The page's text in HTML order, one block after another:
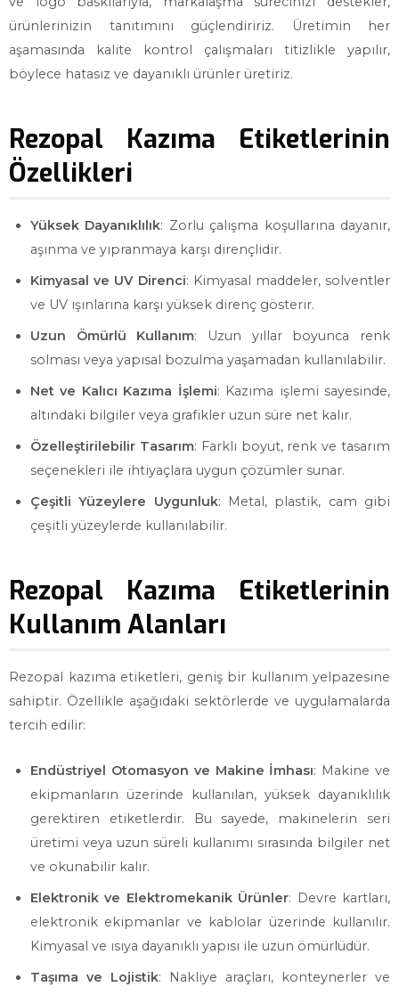
ürünlerinizin tanıtımını güçlendiririz. Üretimin her
aşamasında kalite kontrol çalışmaları titizlikle yapılır,
böylece hatasız ve dayanıklı ürünler üretiriz.
Rezopal Kazıma Etiketlerinin
Özellikleri
Yüksek Dayanıklılık: Zorlu çalışma koşullarına dayanır,
aşınma ve yıpranmaya karşı dirençlidir.
Kimyasal ve UV Direnci: Kimyasal maddeler, solventler
ve UV ışınlarına karşı yüksek direnç gösterir.
Uzun Ömürlü Kullanım: Uzun yıllar boyunca renk
solması veya yapısal bozulma yaşamadan kullanılabilir.
Net ve Kalıcı Kazıma İşlemi: Kazıma işlemi sayesinde,
altındaki bilgiler veya grafikler uzun süre net kalır.
Özelleştirilebilir Tasarım: Farklı boyut, renk ve tasarım
seçenekleri ile ihtiyaçlara uygun çözümler sunar.
Çeşitli Yüzeylere Uygunluk: Metal, plastik, cam gibi
çeşitli yüzeylerde kullanılabilir.
Rezopal Kazıma Etiketlerinin
Kullanım Alanları
Rezopal kazıma etiketleri, geniş bir kullanım yelpazesine
sahiptir. Özellikle aşağıdaki sektörlerde ve uygulamalarda
tercih edilir:
Endüstriyel Otomasyon ve Makine İmhası: Makine ve
ekipmanların üzerinde kullanılan, yüksek dayanıklılık
gerektiren etiketlerdir. Bu sayede, makinelerin seri
üretimi veya uzun süreli kullanımı sırasında bilgiler net
ve okunabilir kalır.
Elektronik ve Elektromekanik Ürünler: Devre kartları,
elektronik ekipmanlar ve kablolar üzerinde kullanılır.
Kimyasal ve ısıya dayanıklı yapısı ile uzun ömürlüdür.
Taşıma ve Lojistik: Nakliye araçları, konteynerler ve